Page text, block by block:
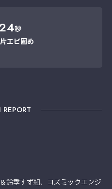
秒
エビ固め
鈴季すず組、コズミックエンジ